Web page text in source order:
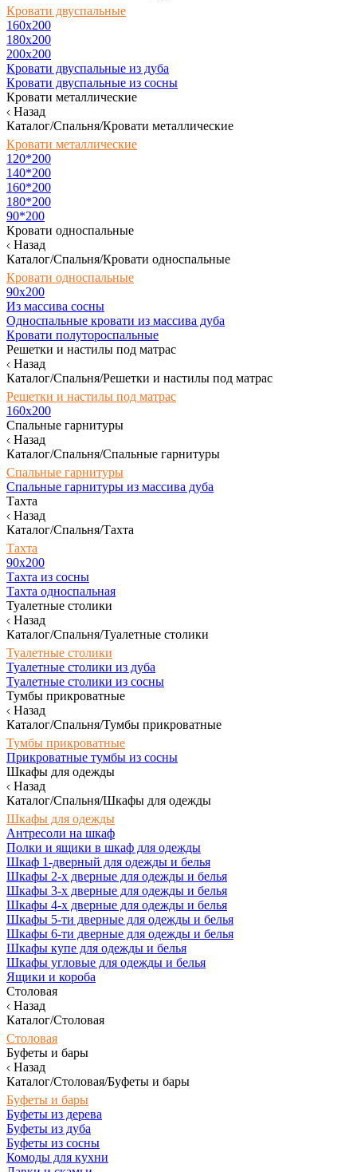
Кровати двуспальные
160х200
180x200
200x200
Кровати двуспальные из дуба
Кровати двуспальные из сосны
Кровати металлические
Назад
Каталог/Спальня/Кровати металлические
Кровати металлические
120*200
140*200
160*200
180*200
90*200
Кровати односпальные
Назад
Каталог/Спальня/Кровати односпальные
Кровати односпальные
90х200
Из массива сосны
Односпальные кровати из массива дуба
Кровати полутороспальные
Решетки и настилы под матрас
Назад
Каталог/Спальня/Решетки и настилы под матрас
Решетки и настилы под матрас
160х200
Спальные гарнитуры
Назад
Каталог/Спальня/Спальные гарнитуры
Спальные гарнитуры
Спальные гарнитуры из массива дуба
Тахта
Назад
Каталог/Спальня/Тахта
Тахта
90х200
Тахта из сосны
Тахта односпальная
Туалетные столики
Назад
Каталог/Спальня/Туалетные столики
Туалетные столики
Туалетные столики из дуба
Туалетные столики из сосны
Тумбы прикроватные
Назад
Каталог/Спальня/Тумбы прикроватные
Тумбы прикроватные
Прикроватные тумбы из сосны
Шкафы для одежды
Назад
Каталог/Спальня/Шкафы для одежды
Шкафы для одежды
Антресоли на шкаф
Полки и ящики в шкаф для одежды
Шкаф 1-дверный для одежды и белья
Шкафы 2-х дверные для одежды и белья
Шкафы 3-х дверные для одежды и белья
Шкафы 4-х дверные для одежды и белья
Шкафы 5-ти дверные для одежды и белья
Шкафы 6-ти дверные для одежды и белья
Шкафы купе для одежды и белья
Шкафы угловые для одежды и белья
Ящики и короба
Столовая
Назад
Каталог/Столовая
Столовая
Буфеты и бары
Назад
Каталог/Столовая/Буфеты и бары
Буфеты и бары
Буфеты из дерева
Буфеты из дуба
Буфеты из сосны
Комоды для кухни